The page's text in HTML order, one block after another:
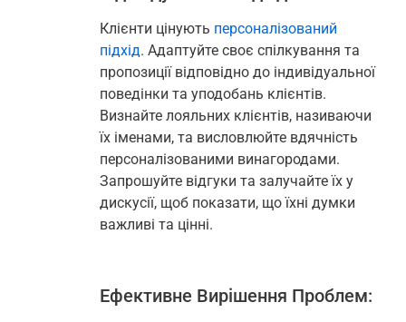
Клієнти цінують персоналізований
підхід. Адаптуйте своє спілкування та
пропозиції відповідно до індивідуальної
поведінки та уподобань клієнтів.
Визнайте лояльних клієнтів, називаючи
їх іменами, та висловлюйте вдячність
персоналізованими винагородами.
Запрошуйте відгуки та залучайте їх у
дискусії, щоб показати, що їхні думки
важливі та цінні.
Ефективне Вирішення Проблем: